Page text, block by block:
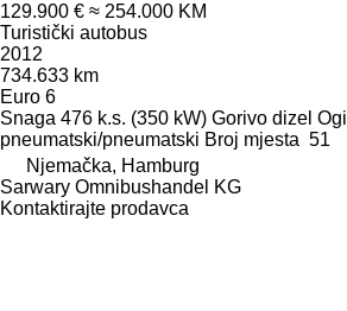
129.900 € ≈ 254.000 KM
Turistički autobus
2012
734.633 km
Euro 6
Snaga 476 k.s. (350 kW) Gorivo dizel
pneumatski/pneumatski Broj mjesta 51
Njemačka, Hamburg
Sarwary Omnibushandel KG
Kontaktirajte prodavca